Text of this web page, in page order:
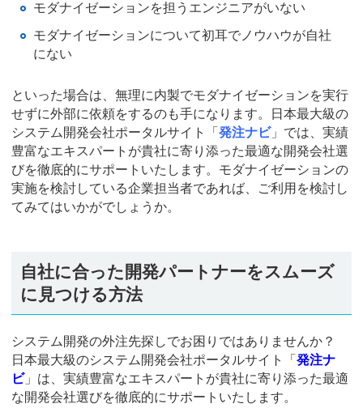
モダナイゼーションを担うエンジニアがいない
モダナイゼーションについて初耳でノウハウが自社
にない
といった場合は、無理に内製でモダナイゼーションを実行
せずに外部に依頼をするのも手になります。日本最大級の
システム開発会社ポータルサイト「 発注ナビ」では、実績
豊富なエキスパートが貴社に寄り添った最適な開発会社選
びを徹底的にサポートいたします。モダナイゼーションの
実施を検討している企業担当者であれば、ご利用を検討し
てみてはいかがでしょうか。
自社に合った開発パートナーをスムーズ
に見つける方法
システム開発の外注先探しでお困りではありませんか？
日本最大級のシステム開発会社ポータルサイト「 発注ナ
ビ」は、実績豊富なエキスパートが貴社に寄り添った最適
な開発会社選びを徹底的にサポートいたします。